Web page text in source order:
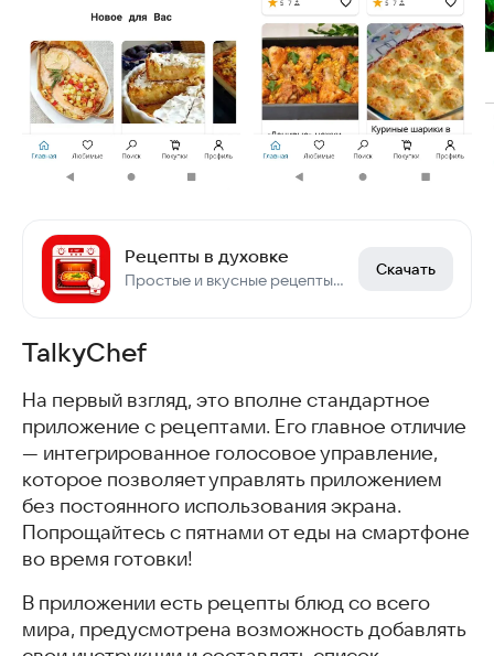
Рецепты в духовке
Простые и вкусные рецепты для духовки оффлайн. Готовить каждый день просто
Скачать
TalkyChef
На первый взгляд, это вполне стандартное
приложение с рецептами. Его главное отличие
— интегрированное голосовое управление,
которое позволяет управлять приложением
без постоянного использования экрана.
Попрощайтесь с пятнами от еды на смартфоне
во время готовки!
В приложении есть рецепты блюд со всего
мира, предусмотрена возможность добавлять